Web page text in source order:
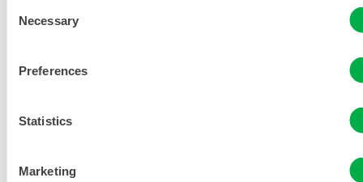
Selection
Necessary
Preferences
Statistics
Marketing